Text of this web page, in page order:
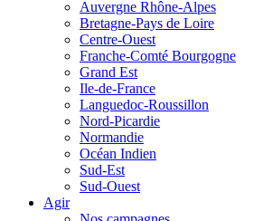
Auvergne Rhône-Alpes
Bretagne-Pays de Loire
Centre-Ouest
Franche-Comté Bourgogne
Grand Est
Ile-de-France
Languedoc-Roussillon
Nord-Picardie
Normandie
Océan Indien
Sud-Est
Sud-Ouest
Agir